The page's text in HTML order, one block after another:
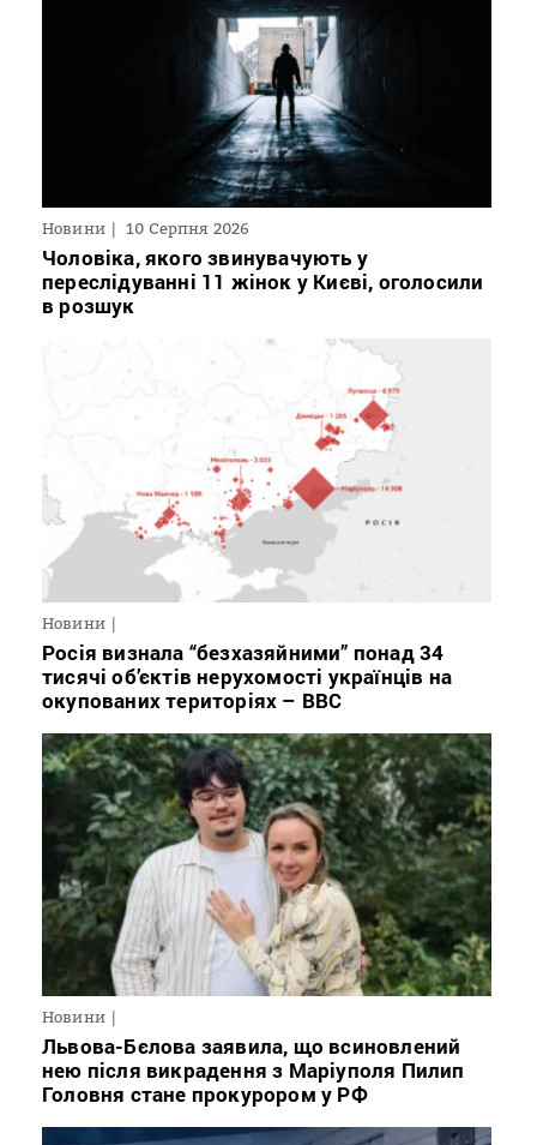
Новини 10 Серпня 2026
Чоловіка, якого звинувачують у
переслідуванні 11 жінок у Києві, оголосили
в розшук
Новини
Росія визнала “безхазяйними” понад 34
тисячі об’єктів нерухомості українців на
окупованих територіях – BBC
Новини
Львова-Бєлова заявила, що всиновлений
нею після викрадення з Маріуполя Пилип
Головня стане прокурором у РФ